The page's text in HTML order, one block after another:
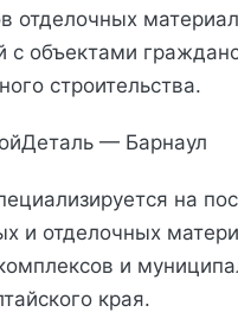
отделочных
с объектами
строительства.
— Барнаул
на
и отделочных
и
края.